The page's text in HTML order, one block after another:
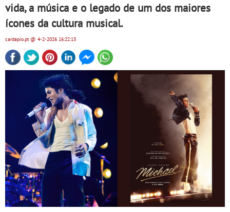
vida, a música e o legado de um dos maiores
ícones da cultura musical.
cardapio.pt@ 4-2-2026 16:22:13